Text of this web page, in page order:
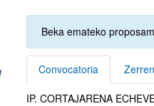
Beka emateko
Convocatoria
IP. CORTAJARENA